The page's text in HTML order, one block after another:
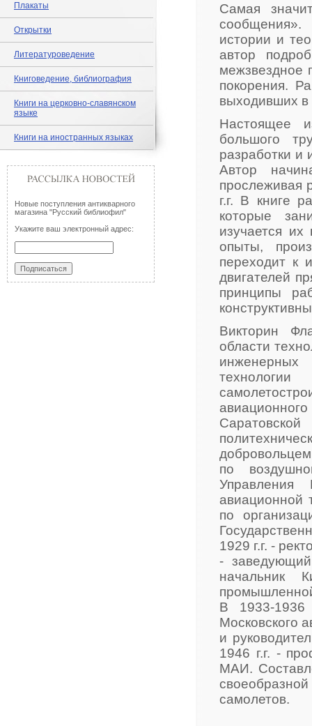
Плакаты
Открытки
Литературоведение
Книговедение, библиография
Книги на церковно-славянском
языке
Книги на иностранных языках
Новые поступления антикварного
магазина "Русский библиофил"
Укажите ваш электронный адрес:
Самая
истории и
автор
межзвездное
покорения.
выходивших в
Настоящее
большого
разработки и
Автор
прослеживая
г.г. В книге
которые
изучается их
опыты,
переходит к
двигателей
принципы
Викторин
области
инженерных
по
Управления
авиационной
по
1929 г.г. -
-
начальник
В 1933-1936
Московского
и
1946 г.г. -
МАИ.
самолетов.